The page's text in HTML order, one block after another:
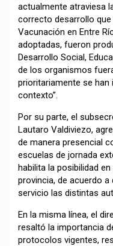
actualmente atraviesa
correcto desarrollo que
Vacunación en Entre
adoptadas, fueron
Desarrollo Social,
de los organismos
prioritariamente se
contexto”.
Por su parte, el
Lautaro Valdiviezo,
de manera presencial
escuelas de jornada
habilita la posibilidad
provincia, de acuerdo
servicio las distintas
En la misma línea, el
resaltó la importancia
protocolos vigentes,